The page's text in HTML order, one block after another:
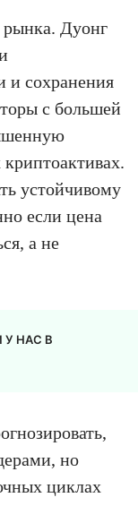
рынка. Дуонг
и сохранения
с большей
устойчивому
если цена
а не
НАС В
но
циклах